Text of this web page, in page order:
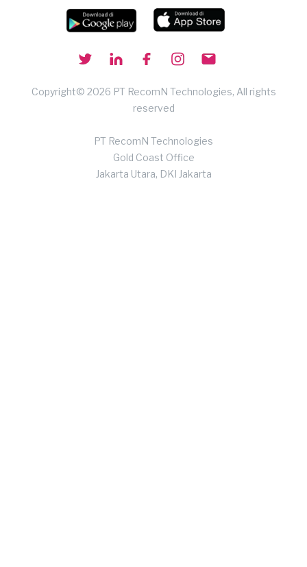
Copyright© 2026 PT RecomN Technologies, All rights
reserved
PT RecomN Technologies
Gold Coast Office
Jakarta Utara, DKI Jakarta